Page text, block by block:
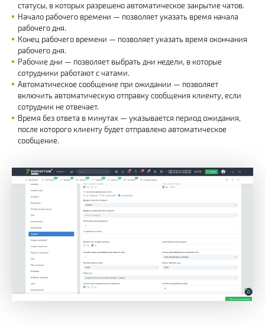
статусы, в которых разрешено автоматическое закрытие чатов.
Начало рабочего времени — позволяет указать время начала
рабочего дня.
Конец рабочего времени — позволяет указать время окончания
рабочего дня.
Рабочие дни — позволяет выбрать дни недели, в которые
сотрудники работают с чатами.
Автоматическое сообщение при ожидании — позволяет
включить автоматическую отправку сообщения клиенту, если
сотрудник не отвечает.
Время без ответа в минутах — указывается период ожидания,
после которого клиенту будет отправлено автоматическое
сообщение.